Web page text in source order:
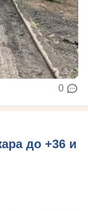
0
до +36 и